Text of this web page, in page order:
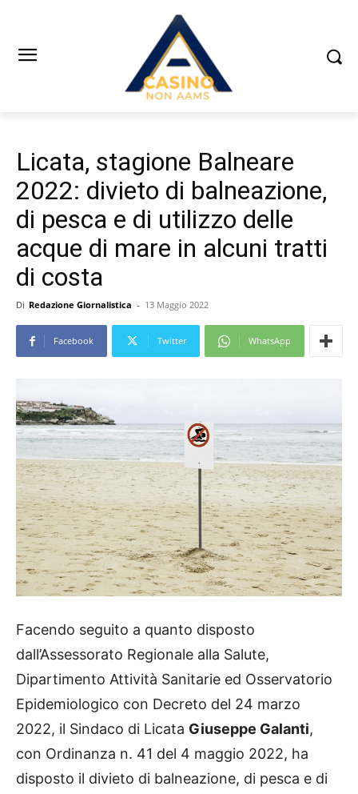
Licata, stagione Balneare
2022: divieto di balneazione,
di pesca e di utilizzo delle
acque di mare in alcuni tratti
di costa
Di Redazione Giornalistica - 13 Maggio 2022
Facebook Twitter WhatsApp
Facendo seguito a quanto disposto
dall’Assessorato Regionale alla Salute,
Dipartimento Attività Sanitarie ed Osservatorio
Epidemiologico con Decreto del 24 marzo
2022, il Sindaco di Licata Giuseppe Galanti,
con Ordinanza n. 41 del 4 maggio 2022, ha
disposto il divieto di balneazione, di pesca e di